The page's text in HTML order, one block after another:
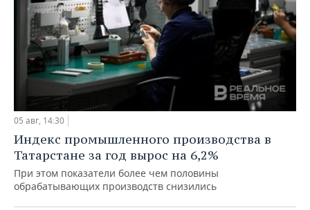
05 авг, 14:30
Индекс промышленного производства в
Татарстане за год вырос на 6,2%
При этом показатели более чем половины
обрабатывающих производств снизились